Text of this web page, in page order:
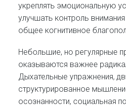
укреплять эмоциональную
улучшать контроль
общее когнитивное
Небольшие, но регулярные
оказываются важнее
Дыхательные упражнения,
структурированное
осознанности, социальная